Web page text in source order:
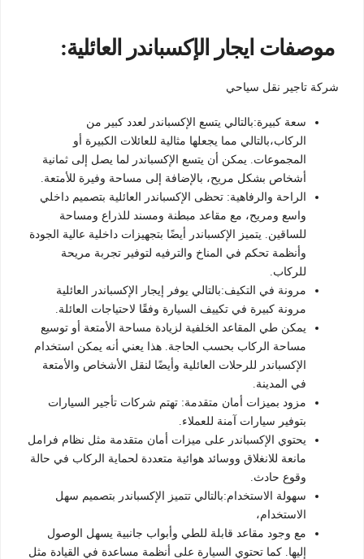
موصفات ايجار الإكسباندر العائلية:
شركة تاجير نقل سياحي
سعة كبيرة:بالتالي يتسع الإكسباندر لعدد كبير من
الركاب،بالتالي مما يجعلها مثالية للعائلات الكبيرة أو
المجموعات. يمكن أن يتسع الإكسباندر لما يصل إلى ثمانية
أشخاص بشكل مريح، بالإضافة إلى مساحة وفيرة للأمتعة.
الراحة والرفاهية: تحظى الإكسباندر العائلية بتصميم داخلي
واسع ومريح، مع مقاعد مبطنة ومسند للذراع ومساحة
للساقين. يتميز الإكسباندر أيضًا بتجهيزات داخلية عالية الجودة
وأنظمة تحكم في المناخ والترفيه لتوفير تجربة مريحة
للركاب.
مرونة في التكيف:بالتالي يوفر إيجار الإكسباندر العائلية
مرونة كبيرة في تكييف السيارة وفقًا لاحتياجات العائلة.
يمكن طي المقاعد الخلفية لزيادة مساحة الأمتعة أو توسيع
مساحة الركاب بحسب الحاجة. هذا يعني أنه يمكن استخدام
الإكسباندر للرحلات العائلية وأيضًا لنقل الأشخاص والأمتعة
في المدينة.
مزود بميزات أمان متقدمة: تهتم شركات تأجير السيارات
بتوفير سيارات آمنة للعملاء.
يحتوي الإكسباندر على ميزات أمان متقدمة مثل نظام فرامل
مانعة للانغلاق ووسائد هوائية متعددة لحماية الركاب في حالة
وقوع حادث.
سهولة الاستخدام:بالتالي تتميز الإكسباندر بتصميم سهل
الاستخدام،
مع وجود مقاعد قابلة للطي وأبواب جانبية يسهل الوصول
إليها. كما تحتوي السيارة على أنظمة مساعدة في القيادة مثل